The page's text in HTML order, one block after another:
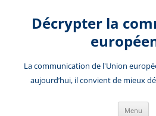
contenuDécrypter la
La communication de l'Union
aujourd’hui, il convient de mieux
Menu